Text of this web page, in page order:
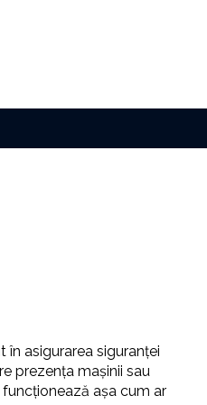
asigurarea siguranței
prezența mașinii sau
așa cum ar